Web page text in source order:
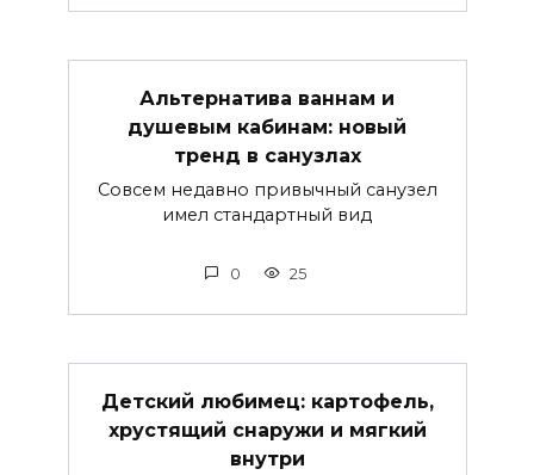
Альтернатива ваннам и
душевым кабинам: новый
тренд в санузлах
Совсем недавно привычный санузел
имел стандартный вид
0 25
Детский любимец: картофель,
хрустящий снаружи и мягкий
внутри